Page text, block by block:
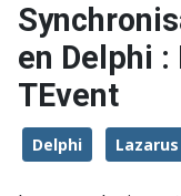
en Delphi
TEvent
Delphi Lazarus